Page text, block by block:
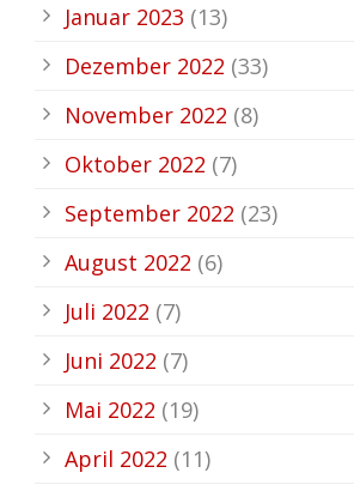
Januar 2023 (13)
Dezember 2022 (33)
November 2022 (8)
Oktober 2022 (7)
September 2022 (23)
August 2022 (6)
Juli 2022 (7)
Juni 2022 (7)
Mai 2022 (19)
April 2022 (11)